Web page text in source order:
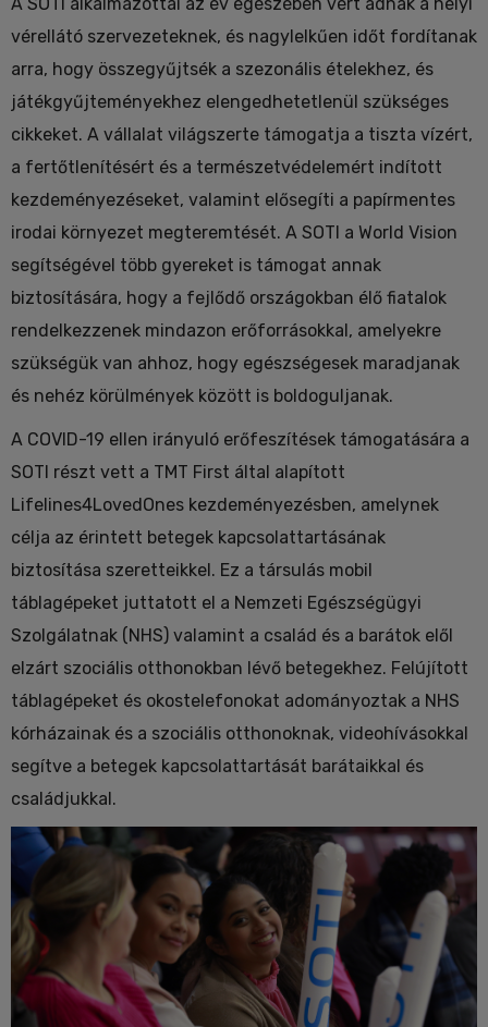
vérellátó szervezeteknek, és nagylelkűen időt fordítanak
arra, hogy összegyűjtsék a szezonális ételekhez, és
játékgyűjteményekhez elengedhetetlenül szükséges
cikkeket. A vállalat világszerte támogatja a tiszta vízért,
a fertőtlenítésért és a természetvédelemért indított
kezdeményezéseket, valamint elősegíti a papírmentes
irodai környezet megteremtését. A SOTI a World Vision
segítségével több gyereket is támogat annak
biztosítására, hogy a fejlődő országokban élő fiatalok
rendelkezzenek mindazon erőforrásokkal, amelyekre
szükségük van ahhoz, hogy egészségesek maradjanak
és nehéz körülmények között is boldoguljanak.
A COVID-19 ellen irányuló erőfeszítések támogatására a
SOTI részt vett a TMT First által alapított
Lifelines4LovedOnes kezdeményezésben, amelynek
célja az érintett betegek kapcsolattartásának
biztosítása szeretteikkel. Ez a társulás mobil
táblagépeket juttatott el a Nemzeti Egészségügyi
Szolgálatnak (NHS) valamint a család és a barátok elől
elzárt szociális otthonokban lévő betegekhez. Felújított
táblagépeket és okostelefonokat adományoztak a NHS
kórházainak és a szociális otthonoknak, videohívásokkal
segítve a betegek kapcsolattartását barátaikkal és
családjukkal.